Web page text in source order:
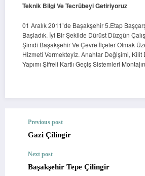
Teknik Bilgi Ve Tecrübeyi Getiriyoruz
01 Aralık 2011’de Başakşehir 5.Etap
Başladık. İyi Bir Şekilde Dürüst Düzgün
Şimdi Başakşehir Ve Çevre İlçeler Olmak
Hizmeti Vermekteyiz. Anahtar Değişimi, Kilit
Yapımı Şifreli Kartlı Geçiş Sistemleri
Previous post
Gazi Çilingir
Next post
Başakşehir Tepe Çilingir